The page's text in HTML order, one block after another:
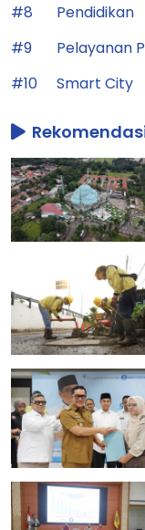
#8
Pendidikan
#9
Pelayanan
#10
Smart City